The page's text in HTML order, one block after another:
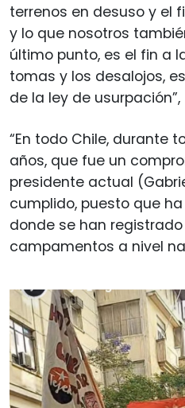
terrenos en desuso y el
y lo que nosotros
último punto, es el fin a
tomas y los desalojos,
de la ley de usurpación”,
“En todo Chile, durante
años, que fue un
presidente actual
cumplido, puesto que
donde se han
campamentos a nivel